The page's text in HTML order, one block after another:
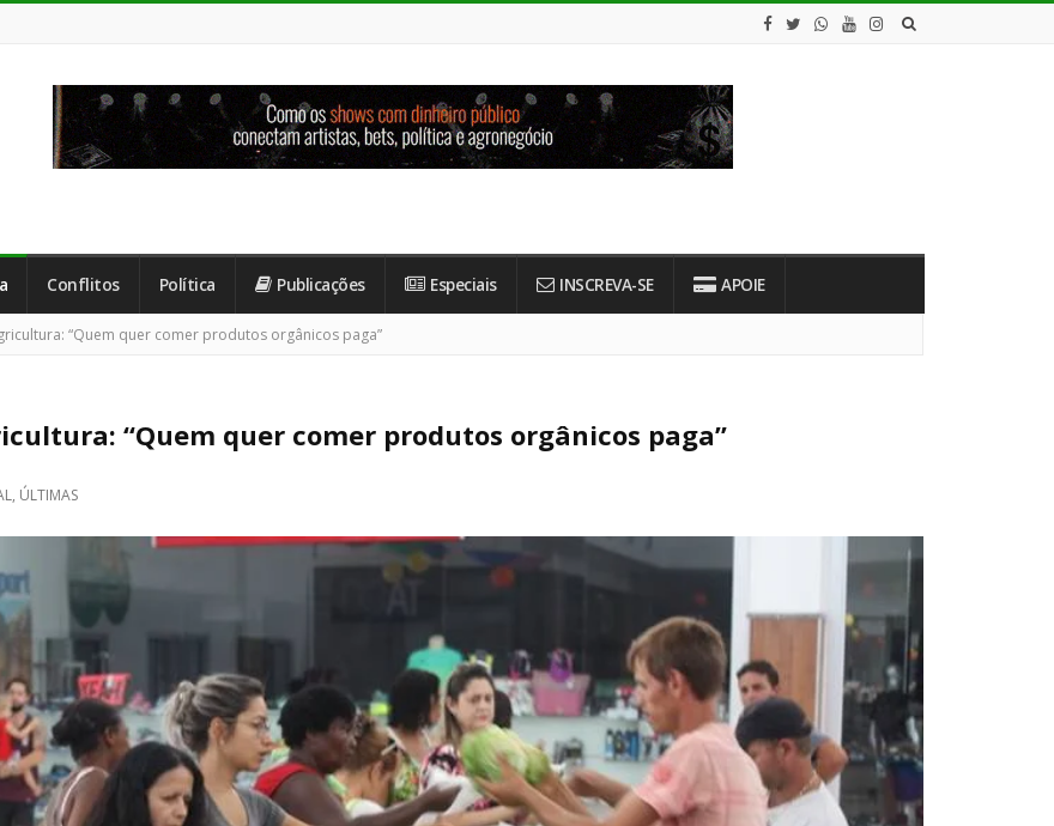
Conflitos Política Publicações Especiais INSCREVA-SE APOIE
“Quem quer comer produtos orgânicos paga”
“Quem quer comer produtos orgânicos paga”
, ÚLTIMAS